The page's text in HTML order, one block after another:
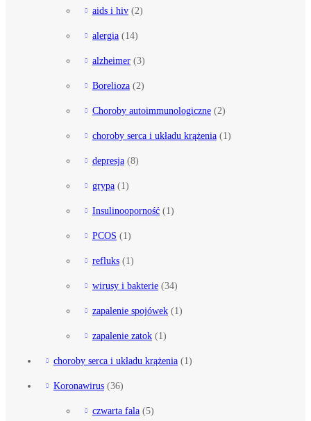
aids i hiv (2)
alergia (14)
alzheimer (3)
Borelioza (2)
Choroby autoimmunologiczne (2)
choroby serca i układu krążenia (1)
depresja (8)
grypa (1)
Insulinooporność (1)
PCOS (1)
refluks (1)
wirusy i bakterie (34)
zapalenie spojówek (1)
zapalenie zatok (1)
choroby serca i układu krążenia (1)
Koronawirus (36)
czwarta fala (5)